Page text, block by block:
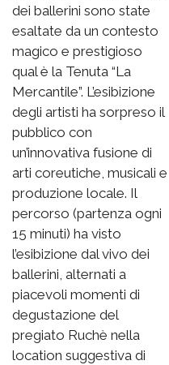
dei ballerini sono state
esaltate da un contesto
magico e prestigioso
qual è la Tenuta “La
Mercantile”. L’esibizione
degli artisti ha sorpreso il
pubblico con
un’innovativa fusione di
arti coreutiche, musicali e
produzione locale. Il
percorso (partenza ogni
15 minuti) ha visto
l’esibizione dal vivo dei
ballerini, alternati a
piacevoli momenti di
degustazione del
pregiato Ruchè nella
location suggestiva di